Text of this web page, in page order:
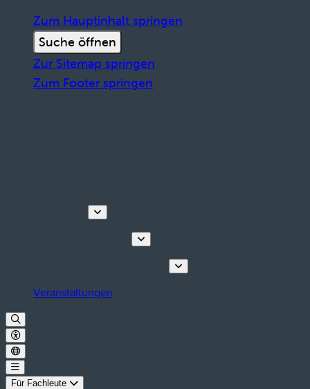
Zum Hauptinhalt springen
Suche öffnen
Zur Sitemap springen
Zum Footer springen
Veranstaltungen
Für Fachleute